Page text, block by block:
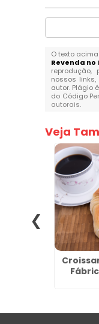
O texto acima
Revenda no
nossos
autor. Plágio
do Código
autorais.
Veja